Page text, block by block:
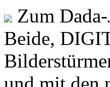
Zum
Beide,